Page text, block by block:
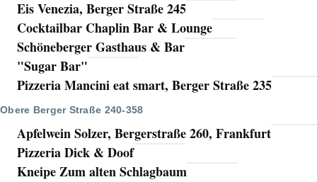
Eis Venezia, Berger Straße 245
Cocktailbar Chaplin Bar & Lounge
Schöneberger Gasthaus & Bar
"Sugar Bar"
Pizzeria Mancini eat smart, Berger Straße 235
Obere Berger Straße 240-358
Apfelwein Solzer, Bergerstraße 260, Frankfurt
Pizzeria Dick & Doof
Kneipe Zum alten Schlagbaum